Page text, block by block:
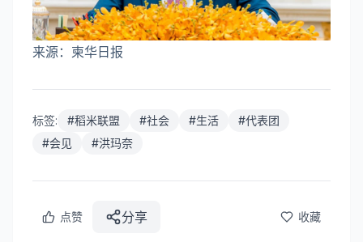
来源：柬华日报
标签: #稻米联盟 #社会 #生活 #代表团
#会见 #洪玛奈
点赞 分享 收藏